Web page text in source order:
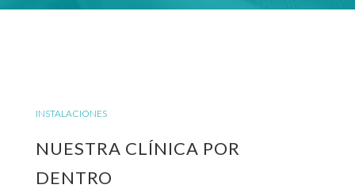
INSTALACIONES
NUESTRA CLÍNICA POR
DENTRO